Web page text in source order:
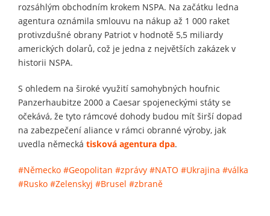
rozsáhlým obchodním krokem NSPA. Na začátku ledna
agentura oznámila smlouvu na nákup až 1 000 raket
protivzdušné obrany Patriot v hodnotě 5,5 miliardy
amerických dolarů, což je jedna z největších zakázek v
historii NSPA.
S ohledem na široké využití samohybných houfnic
Panzerhaubitze 2000 a Caesar spojeneckými státy se
očekává, že tyto rámcové dohody budou mít širší dopad
na zabezpečení aliance v rámci obranné výroby, jak
uvedla německá tisková agentura dpa.
#Německo #Geopolitan #zprávy #NATO #Ukrajina #válka
#Rusko #Zelenskyj #Brusel #zbraně